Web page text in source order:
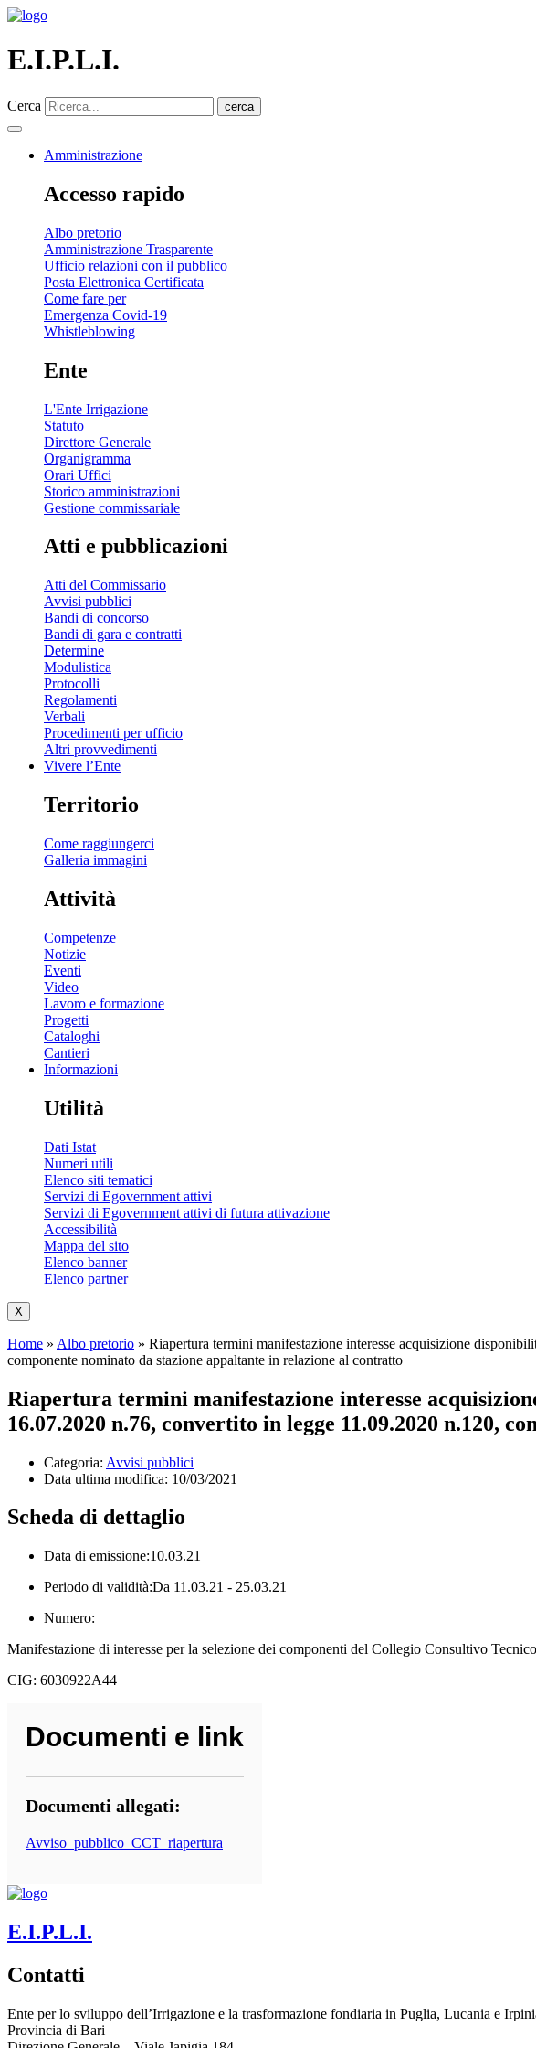
E.I.P.L.I.
Cerca cerca
Amministrazione
Accesso rapido
Albo pretorio
Amministrazione Trasparente
Ufficio relazioni con il pubblico
Posta Elettronica Certificata
Come fare per
Emergenza Covid-19
Whistleblowing
Ente
L'Ente Irrigazione
Statuto
Direttore Generale
Organigramma
Orari Uffici
Storico amministrazioni
Gestione commissariale
Atti e pubblicazioni
Atti del Commissario
Avvisi pubblici
Bandi di concorso
Bandi di gara e contratti
Determine
Modulistica
Protocolli
Regolamenti
Verbali
Procedimenti per ufficio
Altri provvedimenti
Vivere l’Ente
Territorio
Come raggiungerci
Galleria immagini
Attività
Competenze
Notizie
Eventi
Video
Lavoro e formazione
Progetti
Cataloghi
Cantieri
Informazioni
Utilità
Dati Istat
Numeri utili
Elenco siti tematici
Servizi di Egovernment attivi
Servizi di Egovernment attivi di futura attivazione
Accessibilità
Mappa del sito
Elenco banner
Elenco partner
X
Home » Albo pretorio » Riapertura termini manifestazione interesse acquisizione
componente nominato da stazione appaltante in relazione al contratto
Riapertura termini manifestazione interesse
16.07.2020 n.76, convertito in legge 11.09.2020 n.120,
Categoria: Avvisi pubblici
Data ultima modifica: 10/03/2021
Scheda di dettaglio
Data di emissione:10.03.21
Periodo di validità:Da 11.03.21 - 25.03.21
Numero:
Manifestazione di interesse per la selezione dei componenti del Collegio Consultivo
CIG: 6030922A44
Documenti e link
Documenti allegati:
Avviso_pubblico_CCT_riapertura
E.I.P.L.I.
Contatti
Ente per lo sviluppo dell’Irrigazione e la trasformazione fondiaria in Puglia, Lucania e
Provincia di Bari